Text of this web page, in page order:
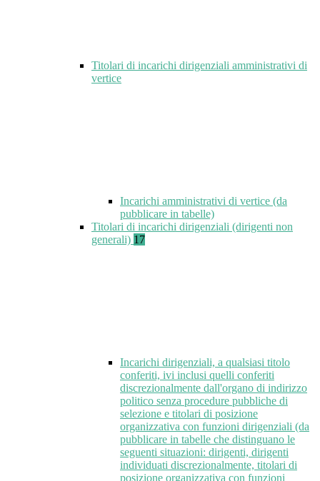
Titolari di incarichi dirigenziali amministrativi di
vertice
Incarichi amministrativi di vertice (da
pubblicare in tabelle)
Titolari di incarichi dirigenziali (dirigenti non
generali) 17
Incarichi dirigenziali, a qualsiasi titolo
conferiti, ivi inclusi quelli conferiti
discrezionalmente dall'organo di indirizzo
politico senza procedure pubbliche di
selezione e titolari di posizione
organizzativa con funzioni dirigenziali (da
pubblicare in tabelle che distinguano le
seguenti situazioni: dirigenti, dirigenti
individuati discrezionalmente, titolari di
posizione organizzativa con funzioni